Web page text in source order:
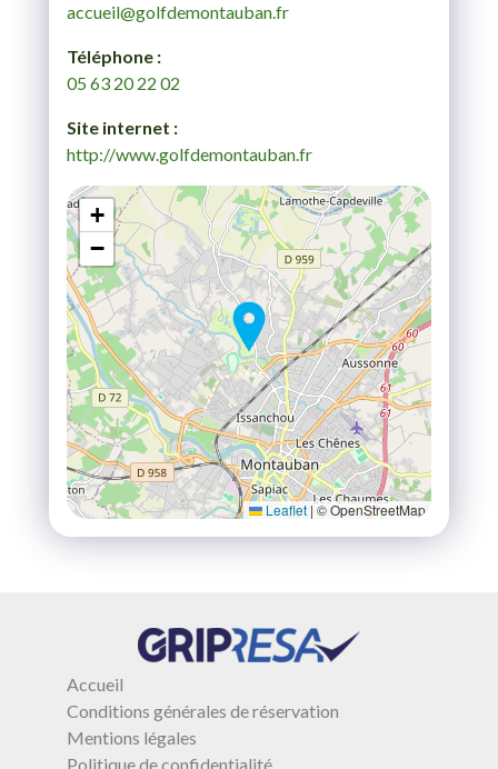
accueil@golfdemontauban.fr
Téléphone :
05 63 20 22 02
Site internet :
http://www.golfdemontauban.fr
+
−
Leaflet |© OpenStreetMap
Accueil
Conditions générales de réservation
Mentions légales
Politique de confidentialité